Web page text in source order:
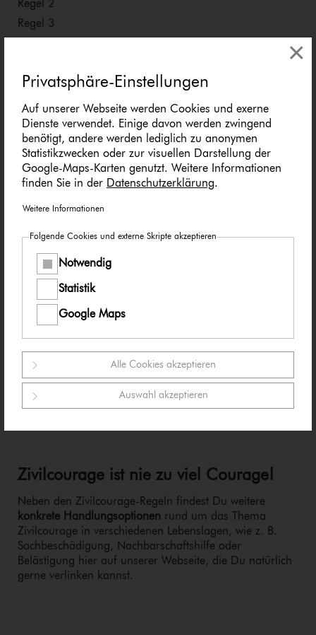
Privatsphäre-Einstellungen
Auf unserer Webseite werden Cookies und exerne
Dienste verwendet. Einige davon werden zwingend
benötigt, andere werden lediglich zu anonymen
Statistikzwecken oder zur visuellen Darstellung der
Google-Maps-Karten genutzt. Weitere Informationen
finden Sie in der Datenschutzerklärung.
Weitere Informationen
Folgende Cookies und externe Skripte akzeptieren
Notwendig
Statistik
Google Maps
Alle Cookies akzeptieren
Auswahl akzeptieren
×
Regel 2
Regel 3
Regel 6
Aktion-Tu-Was Kampagne
Unterstütze unsere Zi­vil­cou­ra­ge-
Kam­pa­gne
Du kannst zum Beispiel
unsere Kampagne auf Deiner Webseite mit einem
Linkbanner
unseren Flyer oder die Plakate aus dem
Medienangebot herunterladen und verteilen
Flyer
Plakat-Serie
Dir die Medien direkt bei Deiner Po­li­zei­dienst­stel­le
oder in einer der Polizeilichen Be­ra­tungs­stel­len in
Deiner Nähe abholen
Zivilcourage ist nie zu viel Courage !
Neben den Zi­vil­cou­ra­ge-Re­geln findest Du weitere
konkrete Hand­lungs­op­tio­nen rund um das Thema
Zivilcourage in verschiedenen Lebenslagen, wie z. B.
Sach­be­schä­di­gung, Nach­bar­schafts­hil­fe oder
Belästigung hier auf unserer Webseite, die Du natürlich
gerne verlinken kannst.